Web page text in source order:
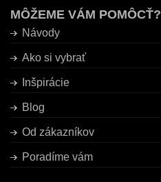
MÔŽEME VÁM POMÔCŤ?
Návody
Ako si vybrať
Inšpirácie
Blog
Od zákazníkov
Poradíme vám